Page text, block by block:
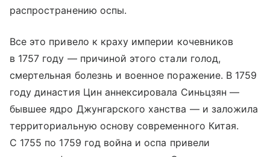
распространению оспы.
Все это привело к краху империи кочевников
в 1757 году — причиной этого стали голод,
смертельная болезнь и военное поражение. В 1759
году династия Цин аннексировала Синьцзян —
бывшее ядро Джунгарского ханства — и заложила
территориальную основу современного Китая.
С 1755 по 1759 год война и оспа привели